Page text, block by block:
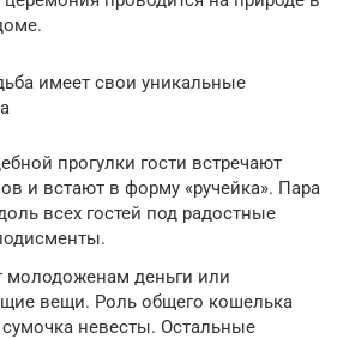
имеет свои уникальные
прогулки гости встречают
и встают в форму «ручейка». Пара
всех гостей под радостные
молодоженам деньги или
вещи. Роль общего кошелька
невесты. Остальные